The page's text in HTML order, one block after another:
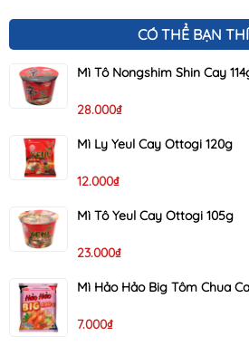
CÓ THỂ BẠN
Mì Tô Nongshim Shin Cay
28.000₫
Mì Ly Yeul Cay Ottogi 120g
12.000₫
Mì Tô Yeul Cay Ottogi 105g
23.000₫
Mì Hảo Hảo Big Tôm Chua
7.000₫